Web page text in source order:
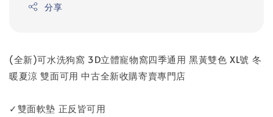
分享
(全新)可水洗狗窩 3D立體寵物窩四季通用 黑黃雙色 XL號 冬
暖夏涼 雙面可用 中古全新收購寄賣專門店
✓雙面軟墊 正反皆可用